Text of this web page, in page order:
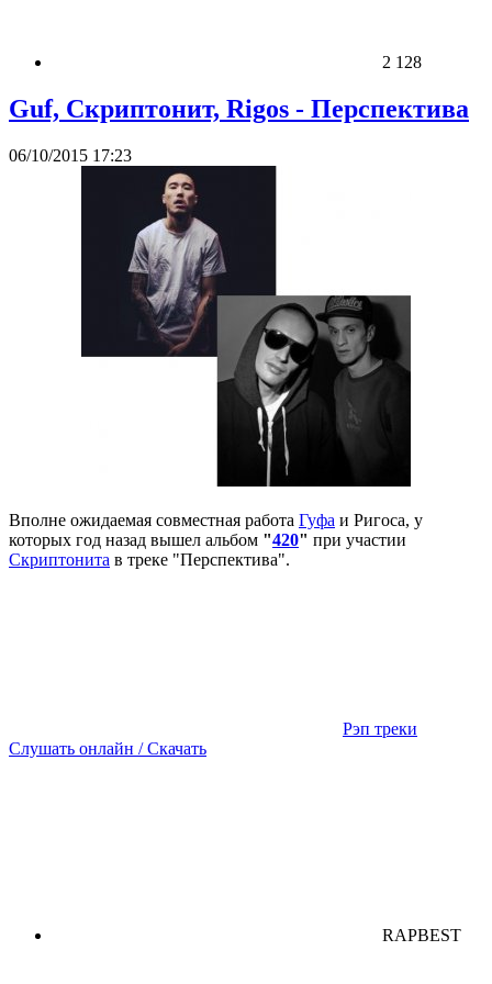
2 128
Guf, Скриптонит, Rigos - Перспектива
06/10/2015 17:23
Вполне ожидаемая совместная работа Гуфа и Ригоса, у
которых год назад вышел альбом "420" при участии
Скриптонита в треке "Перспектива".
Рэп треки
Слушать онлайн / Скачать
RAPBEST